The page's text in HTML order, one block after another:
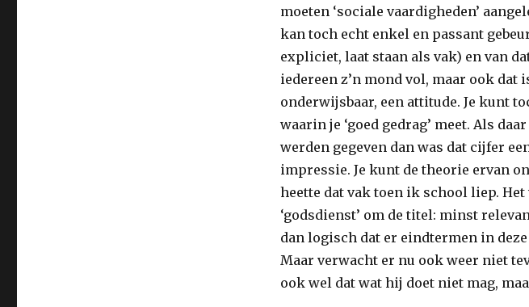
moeten ‘sociale vaardigheden’
kan toch echt enkel en passant
expliciet, laat staan als vak) en van
iedereen z’n mond vol, maar ook dat
onderwijsbaar, een attitude. Je kunt
waarin je ‘goed gedrag’ meet. Als
werden gegeven dan was dat cijfer
impressie. Je kunt de theorie ervan
heette dat vak toen ik school liep.
‘godsdienst’ om de titel: minst
dan logisch dat er eindtermen in
Maar verwacht er nu ook weer niet
ook wel dat wat hij doet niet mag,